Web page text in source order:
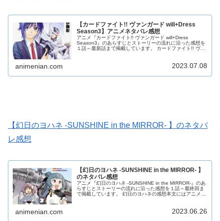
【カードファイト!! ヴァンガード will+Dress
Season3】アニメネタバレ感想
アニメ『カードファイト!! ヴァンガード will+Dress
Season3』のあらすじとストーリーの流れに沿った感想を
１話～最新話まで掲載しています。 カードファイト!! ヴァ
animenian.com 2023.07.08
【幻日のヨハネ -SUNSHINE in the MIRROR- 】のネタバ
レ感想
【幻日のヨハネ -SUNSHINE in the MIRROR- 】
のネタバレ感想
アニメ『幻日のヨハネ -SUNSHINE in the MIRROR-』のあ
らすじとストーリーの流れに沿った感想を１話～最終回ま
で掲載しています。 幻日のヨハネの感想本文にはアニメの
animenian.com 2023.06.26